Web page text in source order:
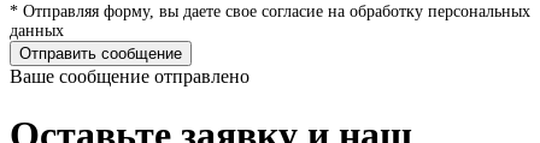
* Отправляя форму, вы даете свое согласие на обработку персональных
данных
Отправить сообщение
Ваше сообщение отправлено